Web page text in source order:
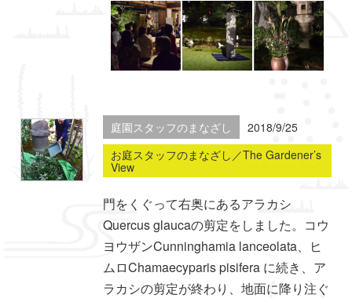
庭園スタッフのまなざし
2018/9/25
お庭スタッフのまなざし／The Gardener’s
View
門をくぐって右奥にあるアラカシ
Quercus glaucaの剪定をしました。コウ
ヨウザンCunninghamia lanceolata、ヒ
ムロChamaecyparis pisifera に続き、ア
ラカシの剪定が終わり、地面に降り注ぐ